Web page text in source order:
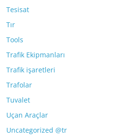
Tesisat
Tır
Tools
Trafik Ekipmanları
Trafik işaretleri
Trafolar
Tuvalet
Uçan Araçlar
Uncategorized @tr